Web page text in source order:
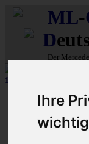
Ihre
wichtig
ML-
D
Der
10 aus 15 unserer in
Schnellzugriff
Ungelesene
MLCD-